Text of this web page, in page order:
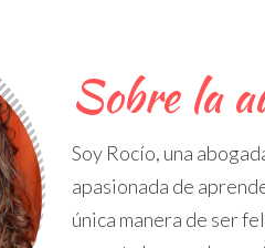
Sobre la
Soy Rocío, una
apasionada de
única manera de ser